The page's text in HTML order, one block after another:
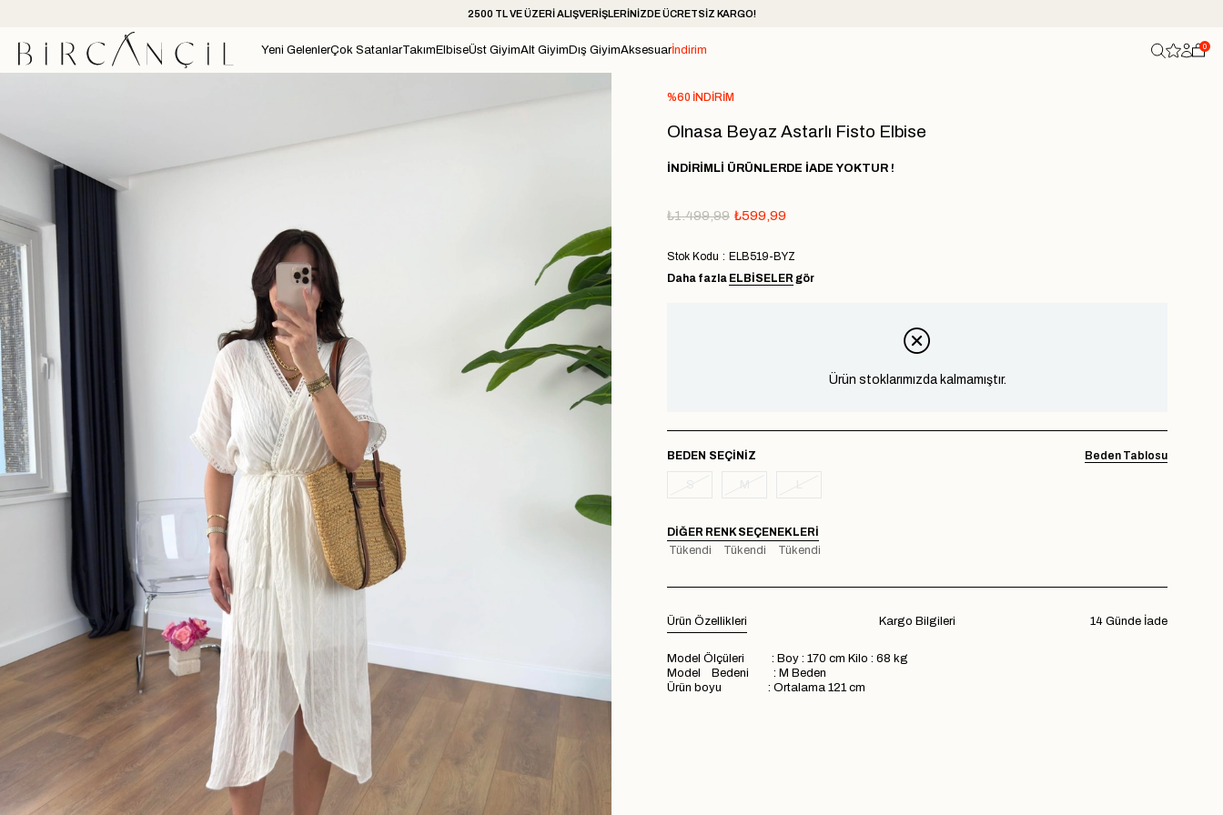
2500 TL VE ÜZERİ ALIŞVERİŞLERİNİZDE ÜCRETSİZ KARGO!
Yeni GelenlerÇok SatanlarTakım ElbiseÜst GiyimAlt Giyim Dış GiyimAksesuarİndirim 0
%60 İNDIRIM
Olnasa Beyaz Astarlı Fisto Elbise
İNDİRİMLİ ÜRÜNLERDE İADE YOKTUR !
₺1.499,99 ₺599,99
Stok Kodu
ELB519-BYZ
Daha fazla ELBİSELER gör
Ürün stoklarımızda kalmamıştır.
Beden Tablosu
BEDEN
DIĞER RENK SEÇENEKLERI
Tükendi
Tükendi Tükendi
Ürün Özellikleri 14 Günde İade
Kargo Bilgileri
Model Ölçüleri : Boy : 170 cm Kilo : 68 kg
Model Bedeni : M Beden
Ürün boyu : Ortalama 121 cm